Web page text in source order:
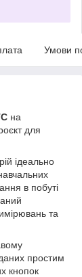
Умови
на
для
ідеально
в побуті
та
простим
кнопок